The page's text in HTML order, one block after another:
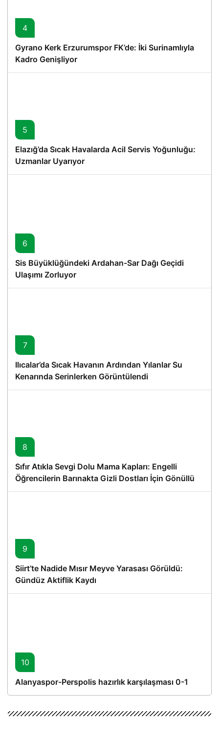
4
Gyrano Kerk Erzurumspor FK’de: İki Surinamlıyla
Kadro Genişliyor
5
Elazığ’da Sıcak Havalarda Acil Servis Yoğunluğu:
Uzmanlar Uyarıyor
6
Sis Büyüklüğündeki Ardahan-Sar Dağı Geçidi
Ulaşımı Zorluyor
7
Ilıcalar’da Sıcak Havanın Ardından Yılanlar Su
Kenarında Serinlerken Görüntülendi
8
Sıfır Atıkla Sevgi Dolu Mama Kapları: Engelli
Öğrencilerin Barınakta Gizli Dostları İçin Gönüllü
Proje
9
Siirt’te Nadide Mısır Meyve Yarasası Görüldü:
Gündüz Aktiflik Kaydı
10
Alanyaspor-Perspolis hazırlık karşılaşması 0-1